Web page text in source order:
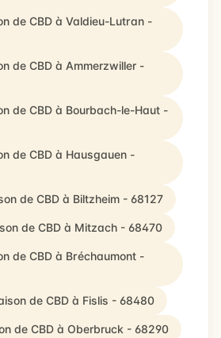
de CBD à Valdieu-Lutran -
de CBD à Ammerzwiller -
de CBD à Bourbach-le-Haut -
de CBD à Hausgauen -
de CBD à Biltzheim - 68127
de CBD à Mitzach - 68470
de CBD à Bréchaumont -
de CBD à Fislis - 68480
de CBD à Oberbruck - 68290